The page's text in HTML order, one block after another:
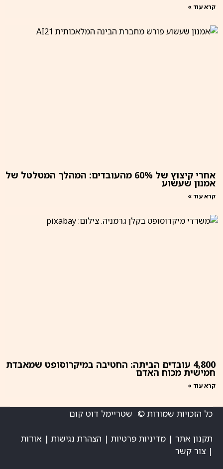
קרא עוד »
אחרי קיצוץ של 60% מהעובדים: המהלך המטלטל של
אמנון שעשוע
קרא עוד »
4,800 עובדים הביתה: החטיבה במיקרוסופט שמאבדת
חמישית מכוח האדם
קרא עוד »
כל הזכויות שמורות © שטריימל דוט קום
תקנון אתר |מדיניות פרטיות | הצהרת נגישות | אודות
|צור קשר